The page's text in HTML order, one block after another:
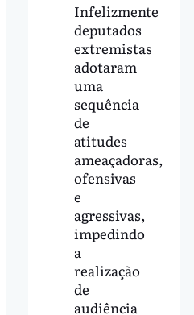
Infelizmente
deputados
extremistas
adotaram
uma
sequência
de
atitudes
ameaçadoras,
ofensivas
e
agressivas,
impedindo
a
realização
de
audiência